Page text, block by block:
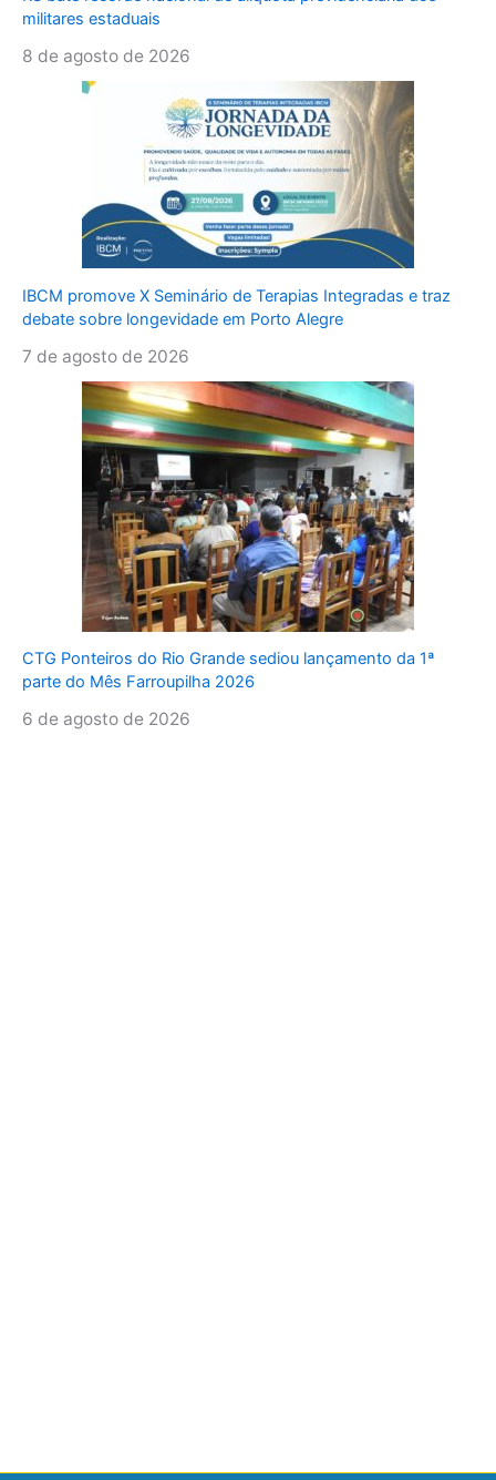
militares estaduais
8 de agosto de 2026
IBCM promove X Seminário de Terapias Integradas e traz
debate sobre longevidade em Porto Alegre
7 de agosto de 2026
CTG Ponteiros do Rio Grande sediou lançamento da 1ª
parte do Mês Farroupilha 2026
6 de agosto de 2026